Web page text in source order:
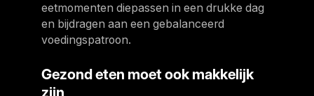
eetmomenten diepassen in een drukke dag
en bijdragen aan een gebalanceerd
voedingspatroon.
Gezond eten moet ook makkelijk
zijn